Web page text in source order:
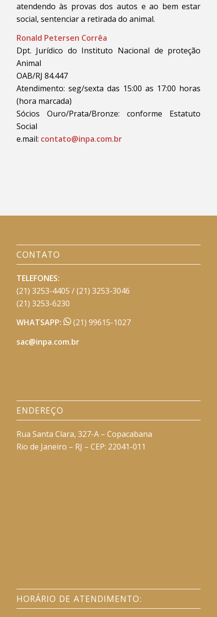
atendendo às provas dos autos e ao bem estar
social, sentenciar a retirada do animal.
Ronald Petersen Corrêa
Dpt. Jurídico do Instituto Nacional de proteção
Animal
OAB/RJ 84.447
Atendimento: seg/sexta das 15:00 as 17:00 horas
(hora marcada)
Sócios Ouro/Prata/Bronze: conforme Estatuto
Social
e.mail: contato@inpa.com.br
CONTATO
TELEFONES:
(21) 3253-4405 / (21) 3253-3046
(21) 3253-6230
WHATSAPP:
(21) 99615-1027
sac@inpa.com.br
ENDEREÇO
Rua Santa Clara, 327-A – Copacabana
Rio de Janeiro – RJ – CEP: 22041-011
HORÁRIO DE ATENDIMENTO: